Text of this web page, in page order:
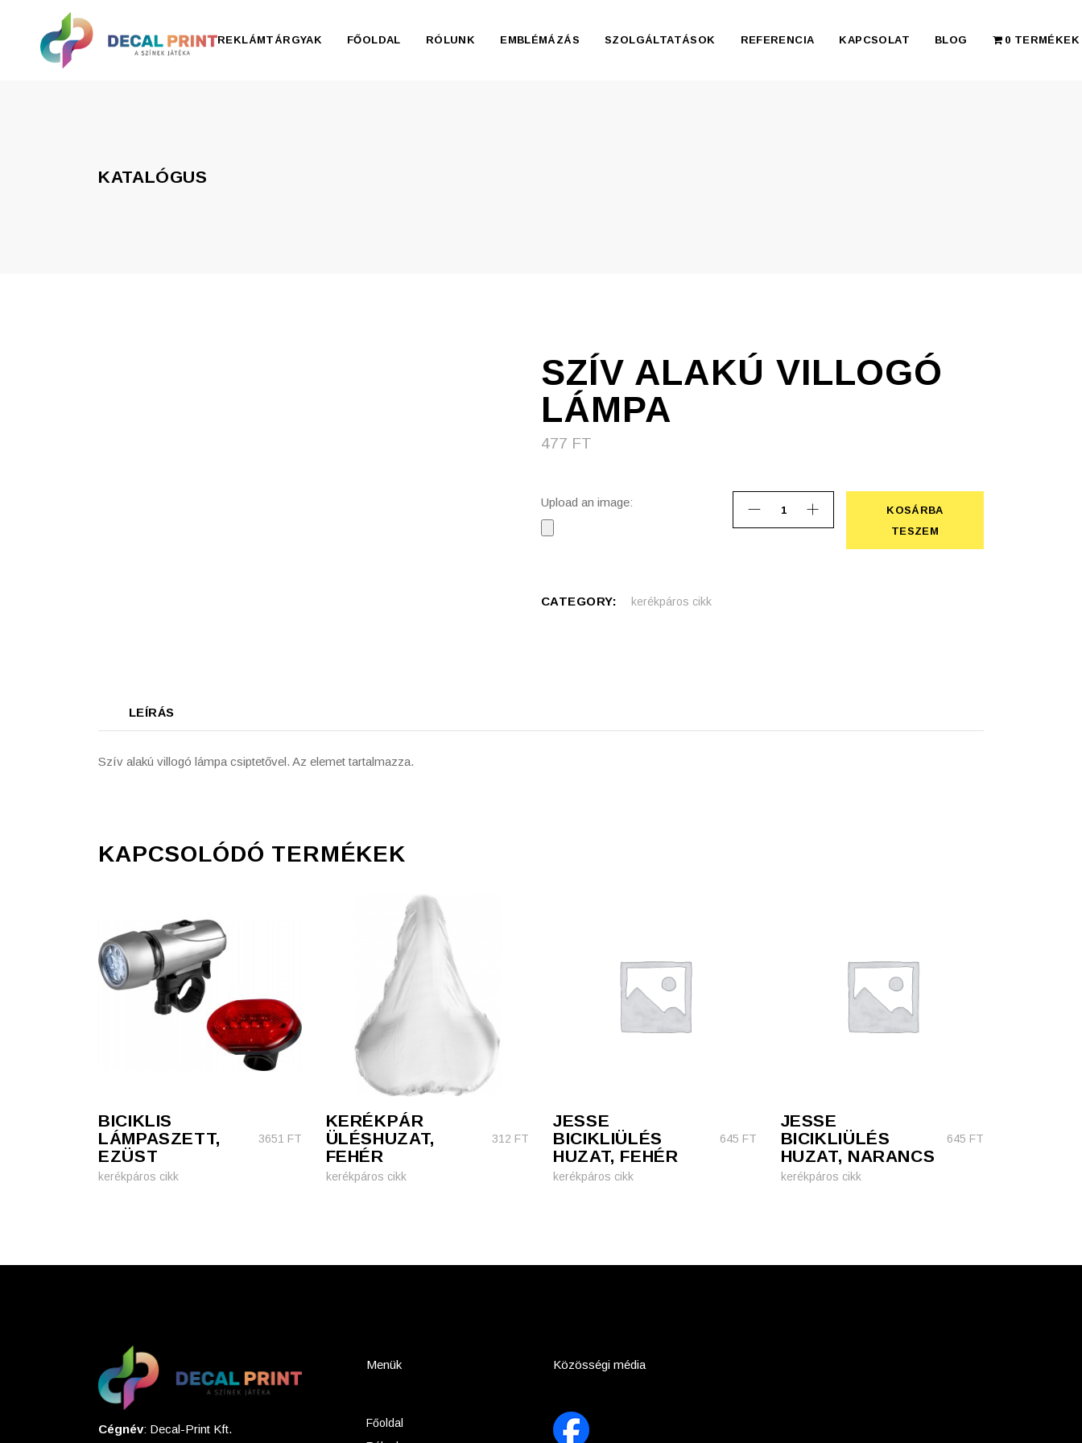
REKLÁMTÁRGYAK FŐOLDAL RÓLUNK EMBLÉMÁZÁS SZOLGÁLTATÁSOK REFERENCIA KAPCSOLAT BLOG 0 TERMÉKEK
KATALÓGUS
SZÍV ALAKÚ VILLOGÓ
LÁMPA
477 FT
Upload an image:
Szív alakú villogó lámpa quantityKOSÁRBA
TESZEM
CATEGORY: kerékpáros cikk
LEÍRÁS
Szív alakú villogó lámpa csiptetővel. Az elemet tartalmazza.
KAPCSOLÓDÓ TERMÉKEK
BICIKLIS
LÁMPASZETT,
EZÜST
3651 FT
kerékpáros cikk
KERÉKPÁR
ÜLÉSHUZAT,
FEHÉR
312 FT
kerékpáros cikk
JESSE
BICIKLIÜLÉS
HUZAT, FEHÉR
645 FT
kerékpáros cikk
JESSE
BICIKLIÜLÉS
HUZAT, NARANCS
645 FT
kerékpáros cikk
Cégnév: Decal-Print Kft.
Menük
Főoldal
Közösségi média